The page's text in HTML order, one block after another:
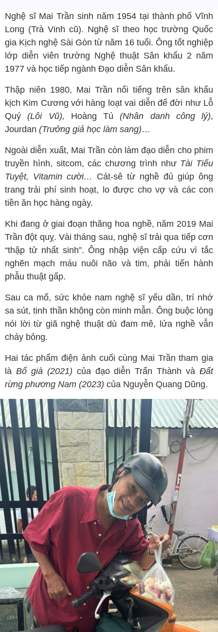
Nghệ sĩ Mai Trần sinh năm 1954 tại thành phố Vĩnh
Long (Trà Vinh cũ). Nghệ sĩ theo học trường Quốc
gia Kịch nghệ Sài Gòn từ năm 16 tuổi. Ông tốt nghiệp
lớp diễn viên trường Nghệ thuật Sân khấu 2 năm
1977 và học tiếp ngành Đạo diễn Sân khấu.
Thập niên 1980, Mai Trần nổi tiếng trên sân khấu
kịch Kim Cương với hàng loạt vai diễn để đời như Lỗ
Quý(Lôi Vũ), Hoàng Tú(Nhân danh công lý),
Jourdan (Trưởng giả học làm sang)…
Ngoài diễn xuất, Mai Trần còn làm đạo diễn cho phim
truyền hình, sitcom, các chương trình như Tài Tiếu
Tuyệt, Vitamin cười…
Cát-sê từ nghề đủ giúp ông
trang trải phí sinh hoạt, lo được cho vợ và các con
tiền ăn học hàng ngày.
Khi đang ở giai đoạn thăng hoa nghề, năm 2019 Mai
Trần đột quỵ. Vài tháng sau, nghệ sĩ trải qua tiếp cơn
“thập tử nhất sinh”. Ông nhập viện cấp cứu vì tắc
nghẽn mạch máu nuôi não và tim, phải tiến hành
phẫu thuật gấp.
Sau ca mổ, sức khỏe nam nghệ sĩ yếu dần, trí nhớ
sa sút, tinh thần không còn minh mẫn. Ông buộc lòng
nói lời từ giã nghệ thuật dù đam mê, lửa nghề vẫn
cháy bỏng.
Hai tác phẩm điện ảnh cuối cùng Mai Trần tham gia
là Bố già (2021) của đạo diễn Trấn Thành vàĐất
rừng phương Nam (2023) của Nguyễn Quang Dũng.